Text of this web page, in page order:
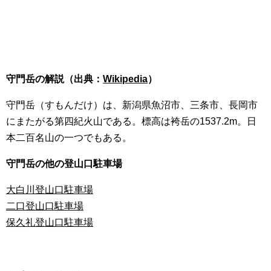
守門岳の解説（出典： Wikipedia）
守門岳（すもんだけ）は、新潟県魚沼市、三条市、長岡市
にまたがる第四紀火山である。標高は袴岳の1537.2m。日
本二百名山の一つでもある。
守門岳の他の登山口駐車場
大白川登山口駐車場
二口登山口駐車場
保久礼登山口駐車場